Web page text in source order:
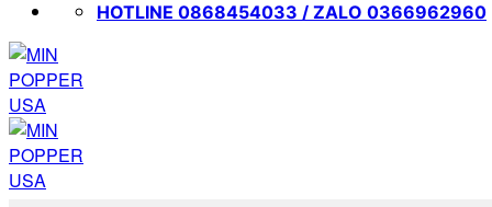
HOTLINE 0868454033 / ZALO 0366962960